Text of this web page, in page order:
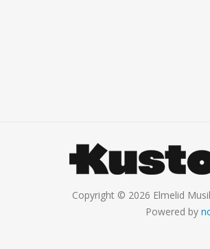
Copyright © 2026 Elmelid
Powered by